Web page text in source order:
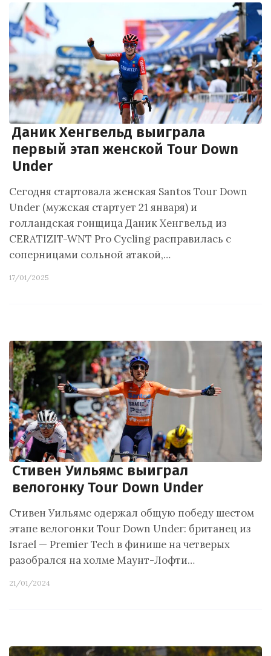
Даник Хенгвельд выиграла
первый этап женской Tour Down
Under
Сегодня стартовала женская Santos Tour Down
Under (мужская стартует 21 января) и
голландская гонщица Даник Хенгвельд из
CERATIZIT-WNT Pro Cycling расправилась с
соперницами сольной атакой,…
17/01/2025
Стивен Уильямс выиграл
велогонку Tour Down Under
Стивен Уильямс одержал общую победу шестом
этапе велогонки Tour Down Under: британец из
Israel — Premier Tech в финише на четверых
разобрался на холме Маунт-Лофти…
21/01/2024